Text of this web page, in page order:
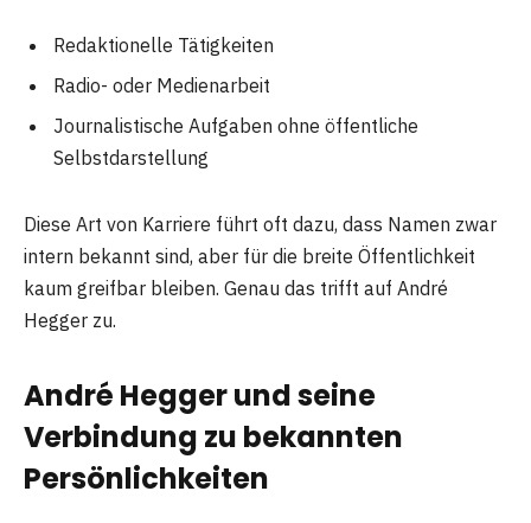
Redaktionelle Tätigkeiten
Radio- oder Medienarbeit
Journalistische Aufgaben ohne öffentliche
Selbstdarstellung
Diese Art von Karriere führt oft dazu, dass Namen zwar
intern bekannt sind, aber für die breite Öffentlichkeit
kaum greifbar bleiben. Genau das trifft auf André
Hegger zu.
André Hegger und seine
Verbindung zu bekannten
Persönlichkeiten